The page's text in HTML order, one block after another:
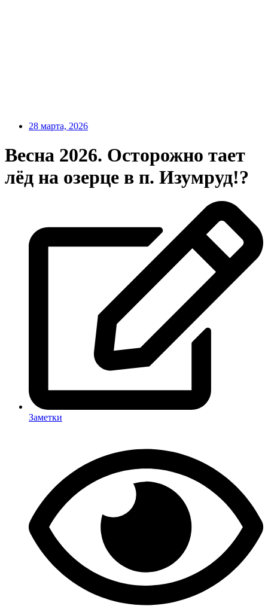
28 марта, 2026
Весна 2026. Осторожно тает
лёд на озерце в п. Изумруд!?
Заметки